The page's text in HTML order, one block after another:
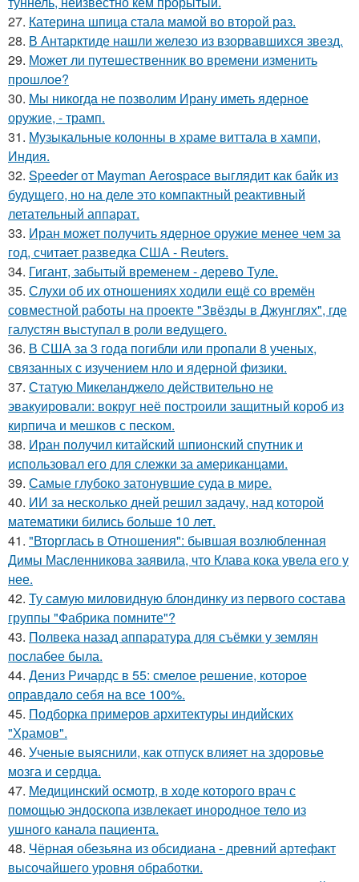
27. Катерина шпица стала мамой во второй раз.
28. В Антарктиде нашли железо из взорвавшихся звезд.
29. Может ли путешественник во времени изменить
прошлое?
30. Мы никогда не позволим Ирану иметь ядерное
оружие, - трамп.
31. Музыкальные колонны в храме виттала в хампи,
Индия.
32. Speeder от Mayman Aerospace выглядит как байк из
будущего, но на деле это компактный реактивный
летательный аппарат.
33. Иран может получить ядерное оружие менее чем за
год, считает разведка США - Reuters.
34. Гигант, забытый временем - дерево Туле.
35. Слухи об их отношениях ходили ещё со времён
совместной работы на проекте "Звёзды в Джунглях", где
галустян выступал в роли ведущего.
36. В США за 3 года погибли или пропали 8 ученых,
связанных с изучением нло и ядерной физики.
37. Статую Микеланджело действительно не
эвакуировали: вокруг неё построили защитный короб из
кирпича и мешков с песком.
38. Иран получил китайский шпионский спутник и
использовал его для слежки за американцами.
39. Самые глубоко затонувшие суда в мире.
40. ИИ за несколько дней решил задачу, над которой
математики бились больше 10 лет.
41. "Вторглась в Отношения": бывшая возлюбленная
Димы Масленникова заявила, что Клава кока увела его у
нее.
42. Ту самую миловидную блондинку из первого состава
группы "Фабрика помните"?
43. Полвека назад аппаратура для съёмки у землян
послабее была.
44. Дениз Ричардс в 55: смелое решение, которое
оправдало себя на все 100%.
45. Подборка примеров архитектуры индийских
"Храмов".
46. Ученые выяснили, как отпуск влияет на здоровье
мозга и сердца.
47. Медицинский осмотр, в ходе которого врач с
помощью эндоскопа извлекает инородное тело из
ушного канала пациента.
48. Чёрная обезьяна из обсидиана - древний артефакт
высочайшего уровня обработки.